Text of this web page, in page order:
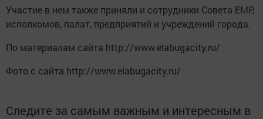
Участие в нем также приняли и сотрудники Совета ЕМР,
исполкомов, палат, предприятий и учреждений города.
По материалам сайта http://www.elabugacity.ru/
Фото с сайта http://www.elabugacity.ru/
Следите за самым важным и интересным в